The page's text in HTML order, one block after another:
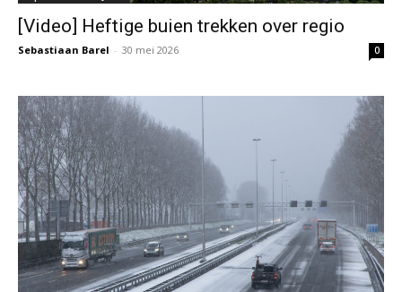
[Video] Heftige buien trekken over regio
Sebastiaan Barel - 30 mei 2026 0